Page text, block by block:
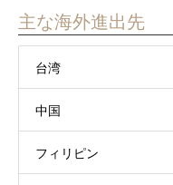
主な海外進出先
台湾
中国
フィリピン